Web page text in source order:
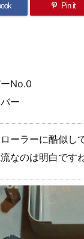
Pin it
No.0
ー
ーラーに酷似し
なのは明白ですね